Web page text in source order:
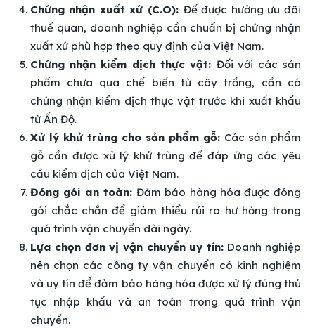
Chứng nhận xuất xứ (C.O): Để được hưởng ưu đãi
thuế quan, doanh nghiệp cần chuẩn bị chứng nhận
xuất xứ phù hợp theo quy định của Việt Nam.
Chứng nhận kiểm dịch thực vật: Đối với các sản
phẩm chưa qua chế biến từ cây trồng, cần có
chứng nhận kiểm dịch thực vật trước khi xuất khẩu
từ Ấn Độ.
Xử lý khử trùng cho sản phẩm gỗ: Các sản phẩm
gỗ cần được xử lý khử trùng để đáp ứng các yêu
cầu kiểm dịch của Việt Nam.
Đóng gói an toàn:Đảm bảo hàng hóa được đóng
gói chắc chắn để giảm thiểu rủi ro hư hỏng trong
quá trình vận chuyển dài ngày.
Lựa chọn đơn vị vận chuyển uy tín: Doanh nghiệp
nên chọn các công ty vận chuyển có kinh nghiệm
và uy tín để đảm bảo hàng hóa được xử lý đúng thủ
tục nhập khẩu và an toàn trong quá trình vận
chuyển.